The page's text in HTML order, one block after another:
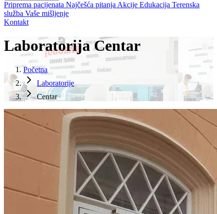
Priprema pacijenata Najčešća pitanja Akcije Edukacija Terenska
služba Vaše mišljenje
Kontakt
Laboratorija Centar
Početna
Laboratorije
Centar